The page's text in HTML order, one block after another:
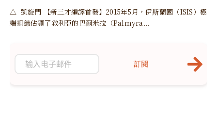
△ 凱旋門 【新三才編譯首發】2015年5月，伊斯蘭國（ISIS）極
端組織佔領了敘利亞的巴爾米拉（Palmyra...
訂閱